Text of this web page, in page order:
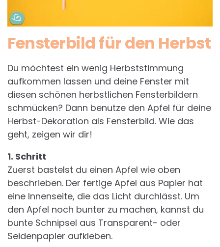
Fensterbild für den Herbst
Du möchtest ein wenig Herbststimmung
aufkommen lassen und deine Fenster mit
diesen schönen herbstlichen Fensterbildern
schmücken? Dann benutze den Apfel für deine
Herbst-Dekoration als Fensterbild. Wie das
geht, zeigen wir dir!
1. Schritt
Zuerst bastelst du einen Apfel wie oben
beschrieben. Der fertige Apfel aus Papier hat
eine Innenseite, die das Licht durchlässt. Um
den Apfel noch bunter zu machen, kannst du
bunte Schnipsel aus Transparent- oder
Seidenpapier aufkleben.